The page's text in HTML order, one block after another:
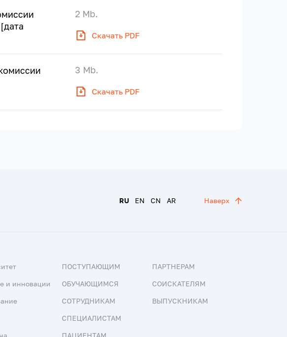
Скачать PDF
2 Mb.
Скачать PDF
3 Mb.
RU EN CN AR Наверх
и инновации
ПОСТУПАЮЩИМ
ОБУЧАЮЩИМСЯ
СОТРУДНИКАМ
СПЕЦИАЛИСТАМ
ПАРТНЕРАМ
СОИСКАТЕЛЯМ
ВЫПУСКНИКАМ